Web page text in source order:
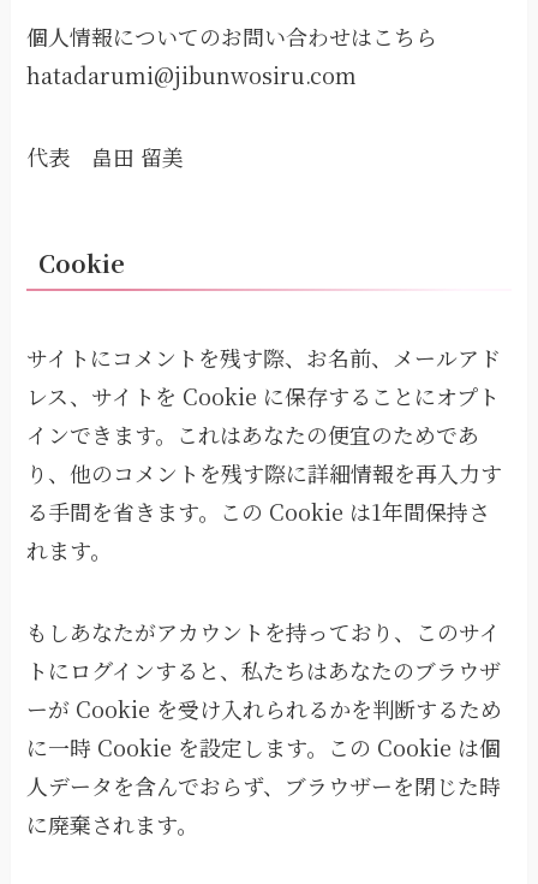
個人情報についてのお問い合わせはこちら
hatadarumi@jibunwosiru.com
代表 畠田 留美
Cookie
サイトにコメントを残す際、お名前、メールアド
レス、サイトを Cookie に保存することにオプト
インできます。これはあなたの便宜のためであ
り、他のコメントを残す際に詳細情報を再入力す
る手間を省きます。この Cookie は1年間保持さ
れます。
もしあなたがアカウントを持っており、このサイ
トにログインすると、私たちはあなたのブラウザ
ーが Cookie を受け入れられるかを判断するため
に一時 Cookie を設定します。この Cookie は個
人データを含んでおらず、ブラウザーを閉じた時
に廃棄されます。